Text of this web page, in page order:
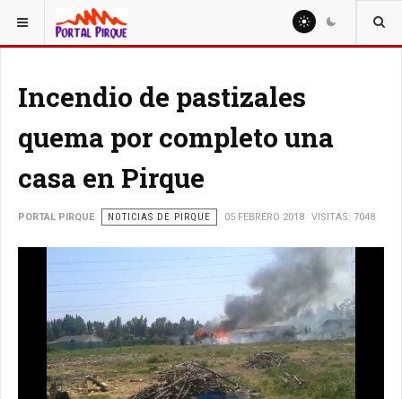
ESTÁ AQUÍ: NOTICIAS
Incendio de pastizales
quema por completo una
casa en Pirque
PORTAL PIRQUE NOTICIAS DE PIRQUE 05 FEBRERO 2018 VISITAS: 7048